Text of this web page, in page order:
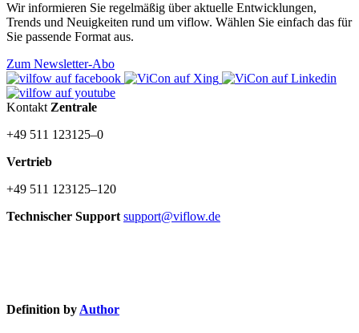
Wir informieren Sie regelmäßig über aktuelle Entwicklungen,
Trends und Neuigkeiten rund um viflow. Wählen Sie einfach das für
Sie passende Format aus.
Zum Newsletter-Abo
Kontakt Zentrale
+49 511 123125–0
Vertrieb
+49 511 123125–120
Technischer Support support@viflow.de
Definition by Author